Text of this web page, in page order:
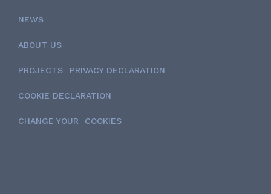
NEWS
ABOUT US
PROJECTS PRIVACY DECLARATION
COOKIE DECLARATION
CHANGE YOUR COOKIES